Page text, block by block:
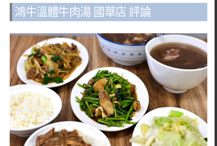
鴻牛溫體牛肉湯 國華店 評論